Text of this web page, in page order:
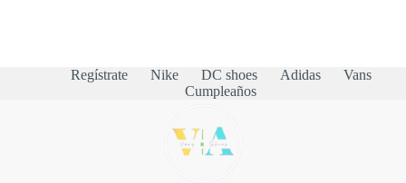
Regístrate Nike DC shoes Adidas
Vans
Cumpleaños